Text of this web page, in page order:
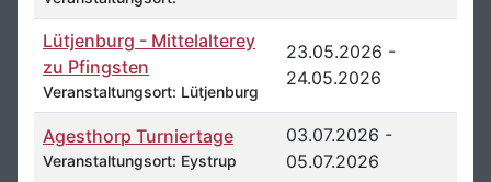
Lütjenburg - Mittelalterey
zu Pfingsten
Veranstaltungsort: Lütjenburg
23.05.2026 -
24.05.2026
Agesthorp Turniertage
Veranstaltungsort: Eystrup
03.07.2026 -
05.07.2026